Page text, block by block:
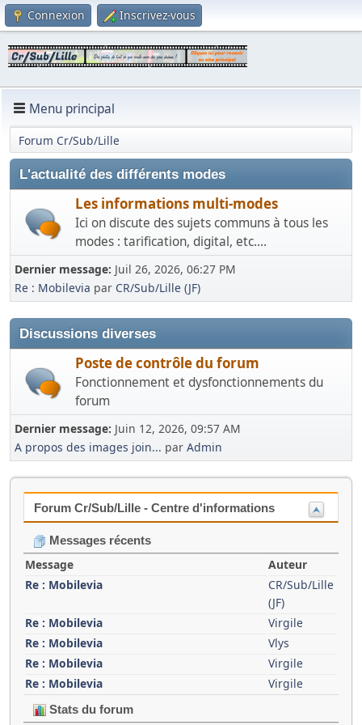
Connexion Inscrivez-vous
Menu principal
Forum Cr/Sub/Lille
L'actualité des différents modes
Les informations multi-modes
Ici on discute des sujets communs à tous les
modes : tarification, digital, etc....
Dernier message: Juil 26, 2026, 06:27 PM
Re : Mobilevia par CR/Sub/Lille (JF)
Discussions diverses
Poste de contrôle du forum
Fonctionnement et dysfonctionnements du
forum
Dernier message: Juin 12, 2026, 09:57 AM
A propos des images join... par Admin
Forum Cr/Sub/Lille - Centre d'informations
Messages récents
Message
Auteur
Re : Mobilevia
CR/Sub/Lille
(JF)
Re : Mobilevia
Virgile
Re : Mobilevia
Vlys
Re : Mobilevia
Virgile
Re : Mobilevia
Virgile
Stats du forum